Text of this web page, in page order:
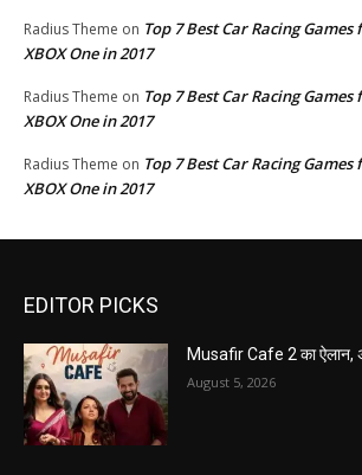
Radius Theme on Top 7 Best Car Racing Games
XBOX One in 2017
Radius Theme on Top 7 Best Car Racing Games
XBOX One in 2017
Radius Theme on Top 7 Best Car Racing Games
XBOX One in 2017
EDITOR PICKS
Musafir Cafe 2 का ऐलान,
August 5, 2026